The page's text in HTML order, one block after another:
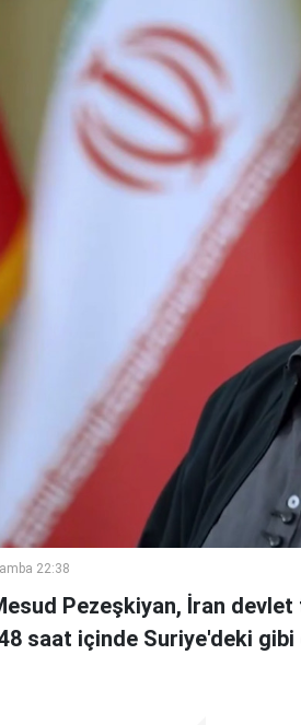
22:38
Pezeşkiyan, İran
saat içinde Suriye'deki gibi